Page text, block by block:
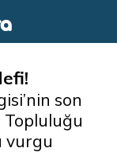
son
Topluluğu
vurgu